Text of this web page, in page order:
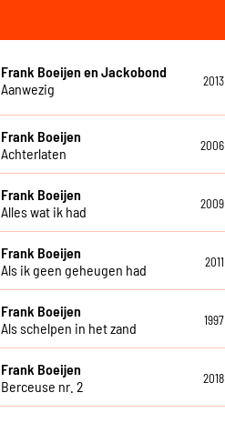
Frank Boeijen en Jackobond
Aanwezig
2013
Frank Boeijen
Achterlaten
2006
Frank Boeijen
Alles wat ik had
2009
Frank Boeijen
Als ik geen geheugen had
2011
Frank Boeijen
Als schelpen in het zand
1997
Frank Boeijen
Berceuse nr. 2
2018